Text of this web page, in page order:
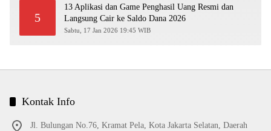
5
13 Aplikasi dan Game Penghasil Uang Resmi dan
Langsung Cair ke Saldo Dana 2026
Sabtu, 17 Jan 2026 19:45 WIB
Kontak Info
Jl. Bulungan No.76, Kramat Pela, Kota Jakarta Selatan, Daerah